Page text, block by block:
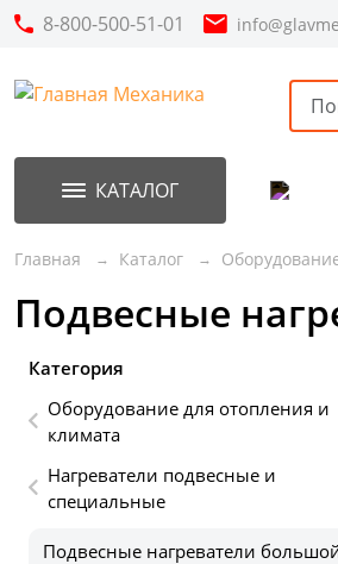
8-800-500-51-01
КАТАЛОГ
Главная Каталог
Подвесные
Категория
Оборудование для отопления и
климата
Нагреватели подвесные и
специальные
Подвесные нагреватели